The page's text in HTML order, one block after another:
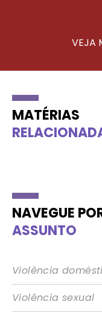
VEJA
MATÉRIAS
NAVEGUE
ASSUNTO
Violência
Violência sexual